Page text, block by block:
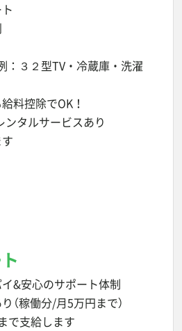
：３２型TV・冷蔵庫・洗濯
料控除でOK！
タルサービスあり
&安心のサポート体制
稼働分/月5万円まで）
で支給します